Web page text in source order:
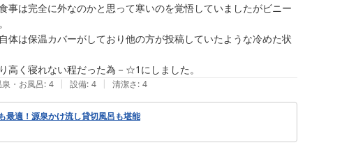
は完全に外なのかと思って寒いのを覚悟していましたがビニー
は保温カバーがしており他の方が投稿していたような冷めた状
高く寝れない程だった為－☆1にしました。
・お風呂: 4 | 設備: 4 | 清潔さ: 4
最適！源泉かけ流し貸切風呂も堪能